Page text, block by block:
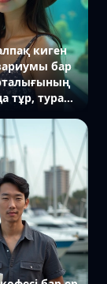
киген
бар
тұр, тура
аквариум